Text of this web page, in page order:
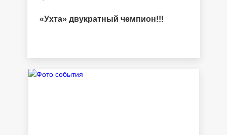
«Ухта» двукратный чемпион!!!